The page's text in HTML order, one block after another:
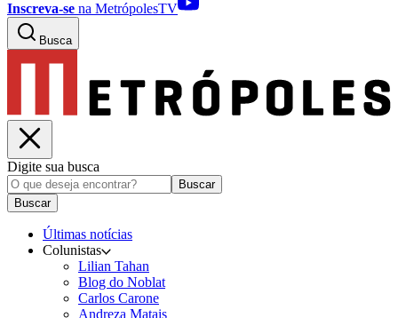
Inscreva-se na MetrópolesTV
Busca
Digite sua busca
Buscar
Buscar
Últimas notícias
Colunistas
Lilian Tahan
Blog do Noblat
Carlos Carone
Andreza Matais